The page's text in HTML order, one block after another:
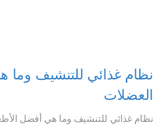
نظام غذائي للتنشيف وما
العضلات
نظام غذائي للتنشيف وما هي أفضل